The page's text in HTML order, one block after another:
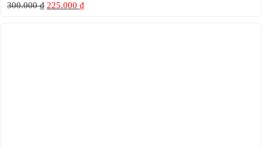
300.000₫ 225.000 ₫